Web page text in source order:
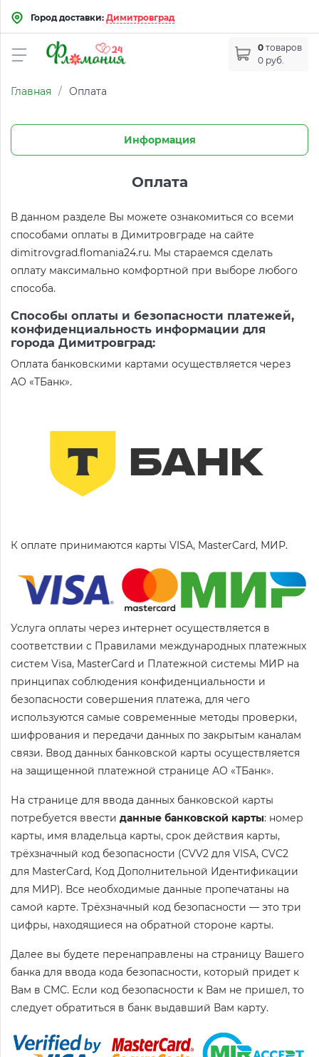
Город доставки: Димитровград
0 товаров
0 руб.
Главная / Оплата
Информация
Оплата
В данном разделе Вы можете ознакомиться со всеми
способами оплаты в Димитровграде на сайте
dimitrovgrad.flomania24.ru. Мы стараемся сделать
оплату максимально комфортной при выборе любого
способа.
Способы оплаты и безопасности платежей,
конфиденциальность информации для
города Димитровград:
Оплата банковскими картами осуществляется через
АО «ТБанк».
К оплате принимаются карты VISA, MasterCard, МИР.
Услуга оплаты через интернет осуществляется в
соответствии с Правилами международных платежных
систем Visa, MasterCard и Платежной системы МИР на
принципах соблюдения конфиденциальности и
безопасности совершения платежа, для чего
используются самые современные методы проверки,
шифрования и передачи данных по закрытым каналам
связи. Ввод данных банковской карты осуществляется
на защищенной платежной странице АО «ТБанк».
На странице для ввода данных банковской карты
потребуется ввести данные банковской карты: номер
карты, имя владельца карты, срок действия карты,
трёхзначный код безопасности (CVV2 для VISA, CVC2
для MasterCard, Код Дополнительной Идентификации
для МИР). Все необходимые данные пропечатаны на
самой карте. Трёхзначный код безопасности — это три
цифры, находящиеся на обратной стороне карты.
Далее вы будете перенаправлены на страницу Вашего
банка для ввода кода безопасности, который придет к
Вам в СМС. Если код безопасности к Вам не пришел, то
следует обратиться в банк выдавший Вам карту.